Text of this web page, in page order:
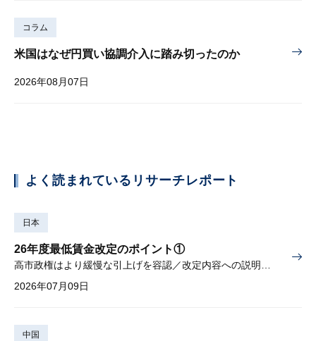
コラム
米国はなぜ円買い協調介入に踏み切ったのか
2026年08月07日
よく読まれているリサーチレポート
日本
26年度最低賃金改定のポイント①
高市政権はより緩慢な引上げを容認／改定内容への説明責任が焦点
2026年07月09日
中国